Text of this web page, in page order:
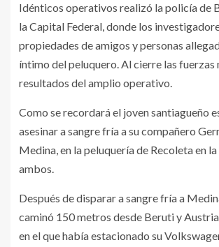
Idénticos operativos realizó la policía de
la Capital Federal, donde los
propiedades de amigos y personas
íntimo del peluquero. Al cierre las
resultados del amplio operativo.
Como se recordará el joven santiagueño
asesinar a sangre fría a su compañero
Medina, en la peluquería de Recoleta en
ambos.
Después de disparar a sangre fría a
caminó 150 metros desde Beruti y
en el que había estacionado su